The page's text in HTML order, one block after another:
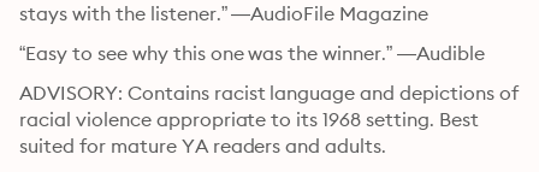
stays with the listener.” —AudioFile Magazine
“Easy to see why this one was the winner.” —Audible
ADVISORY: Contains racist language and depictions of
racial violence appropriate to its 1968 setting. Best
suited for mature YA readers and adults.